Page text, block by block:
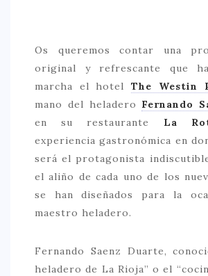
TAPAS
TRADICIONAL
PRECIO
< 25 €
> 50 €
NUESTROS FAVORITOS
BEAUTY
Os queremos contar una
original y refrescante que
marcha el hotelThe Westin
mano del heladero Fernando
en su restaurante
La
experiencia gastronómica en
será el protagonista
el aliño de cada uno de los
se han diseñados para la
maestro heladero.
Fernando Saenz Duarte,
heladero de La Rioja” o el